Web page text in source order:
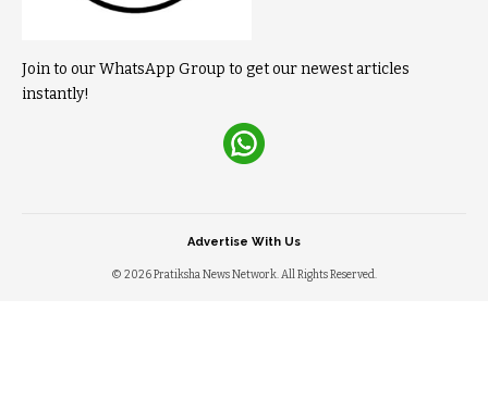
Join to our WhatsApp Group to get our newest articles
instantly!
© 2026 Pratiksha News Network. All Rights Reserved.
Advertise With Us